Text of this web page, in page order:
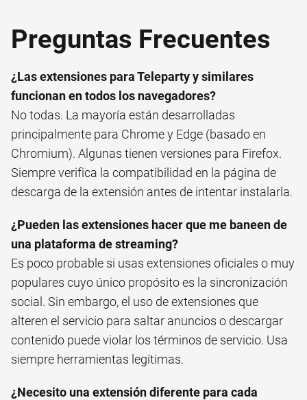
Preguntas Frecuentes
¿Las extensiones para Teleparty y similares
funcionan en todos los navegadores?
No todas. La mayoría están desarrolladas
principalmente para Chrome y Edge (basado en
Chromium). Algunas tienen versiones para Firefox.
Siempre verifica la compatibilidad en la página de
descarga de la extensión antes de intentar instalarla.
¿Pueden las extensiones hacer que me baneen de
una plataforma de streaming?
Es poco probable si usas extensiones oficiales o muy
populares cuyo único propósito es la sincronización
social. Sin embargo, el uso de extensiones que
alteren el servicio para saltar anuncios o descargar
contenido puede violar los términos de servicio. Usa
siempre herramientas legítimas.
¿Necesito una extensión diferente para cada